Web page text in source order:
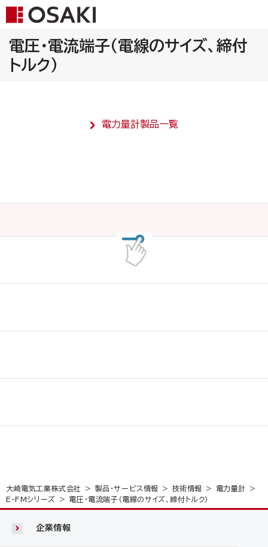
電圧・電流端子（電線のサイズ、締付
トルク）
電力量計製品一覧
大崎電気工業株式会社 製品・サービス情報 技術情報
電力量計
E-FMシリーズ
電圧・電流端子（電線のサイズ、締付トルク）
企業情報